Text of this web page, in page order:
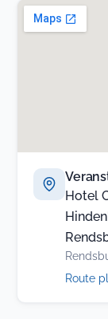
Hotel
Route